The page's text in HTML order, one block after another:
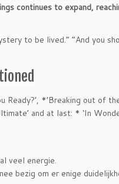
continues to expand,
to be lived.” “And you
*’Breaking out of
and at last: * ‘In
veel energie.
bezig om er enige